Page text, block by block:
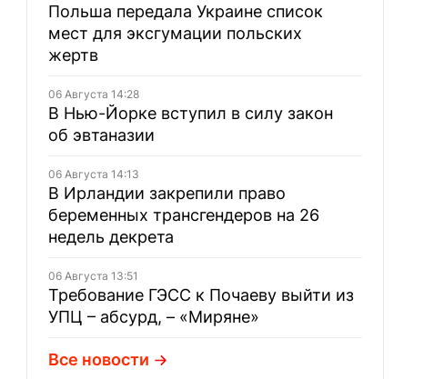
Польша передала Украине список
мест для эксгумации польских
жертв
06 Августа 14:28
В Нью-Йорке вступил в силу закон
об эвтаназии
06 Августа 14:13
В Ирландии закрепили право
беременных трансгендеров на 26
недель декрета
06 Августа 13:51
Требование ГЭСС к Почаеву выйти из
УПЦ – абсурд, – «Миряне»
Все новости